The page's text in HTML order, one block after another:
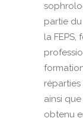
partie
la
réparties
ainsi que
obtenu